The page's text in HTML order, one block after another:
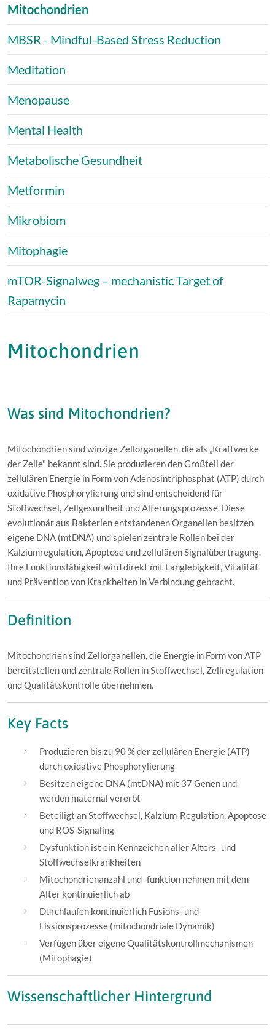
Mitochondrien
MBSR - Mindful-Based Stress Reduction
Meditation
Menopause
Mental Health
Metabolische Gesundheit
Metformin
Mikrobiom
Mitophagie
mTOR-Signalweg – mechanistic Target of
Rapamycin
Mitochondrien
Was sind Mitochondrien?
Mitochondrien sind winzige Zellorganellen, die als „Kraftwerke
der Zelle" bekannt sind. Sie produzieren den Großteil der
zellulären Energie in Form von Adenosintriphosphat (ATP) durch
oxidative Phosphorylierung und sind entscheidend für
Stoffwechsel, Zellgesundheit und Alterungsprozesse. Diese
evolutionär aus Bakterien entstandenen Organellen besitzen
eigene DNA (mtDNA) und spielen zentrale Rollen bei der
Kalziumregulation, Apoptose und zellulären Signalübertragung.
Ihre Funktionsfähigkeit wird direkt mit Langlebigkeit, Vitalität
und Prävention von Krankheiten in Verbindung gebracht.
Definition
Mitochondrien sind Zellorganellen, die Energie in Form von ATP
bereitstellen und zentrale Rollen in Stoffwechsel, Zellregulation
und Qualitätskontrolle übernehmen.
Key Facts
Produzieren bis zu 90 % der zellulären Energie (ATP)
durch oxidative Phosphorylierung
Besitzen eigene DNA (mtDNA) mit 37 Genen und
werden maternal vererbt
Beteiligt an Stoffwechsel, Kalzium-Regulation, Apoptose
und ROS-Signaling
Dysfunktion ist ein Kennzeichen aller Alters- und
Stoffwechselkrankheiten
Mitochondrienanzahl und -funktion nehmen mit dem
Alter kontinuierlich ab
Durchlaufen kontinuierlich Fusions- und
Fissionsprozesse (mitochondriale Dynamik)
Verfügen über eigene Qualitätskontrollmechanismen
(Mitophagie)
Wissenschaftlicher Hintergrund